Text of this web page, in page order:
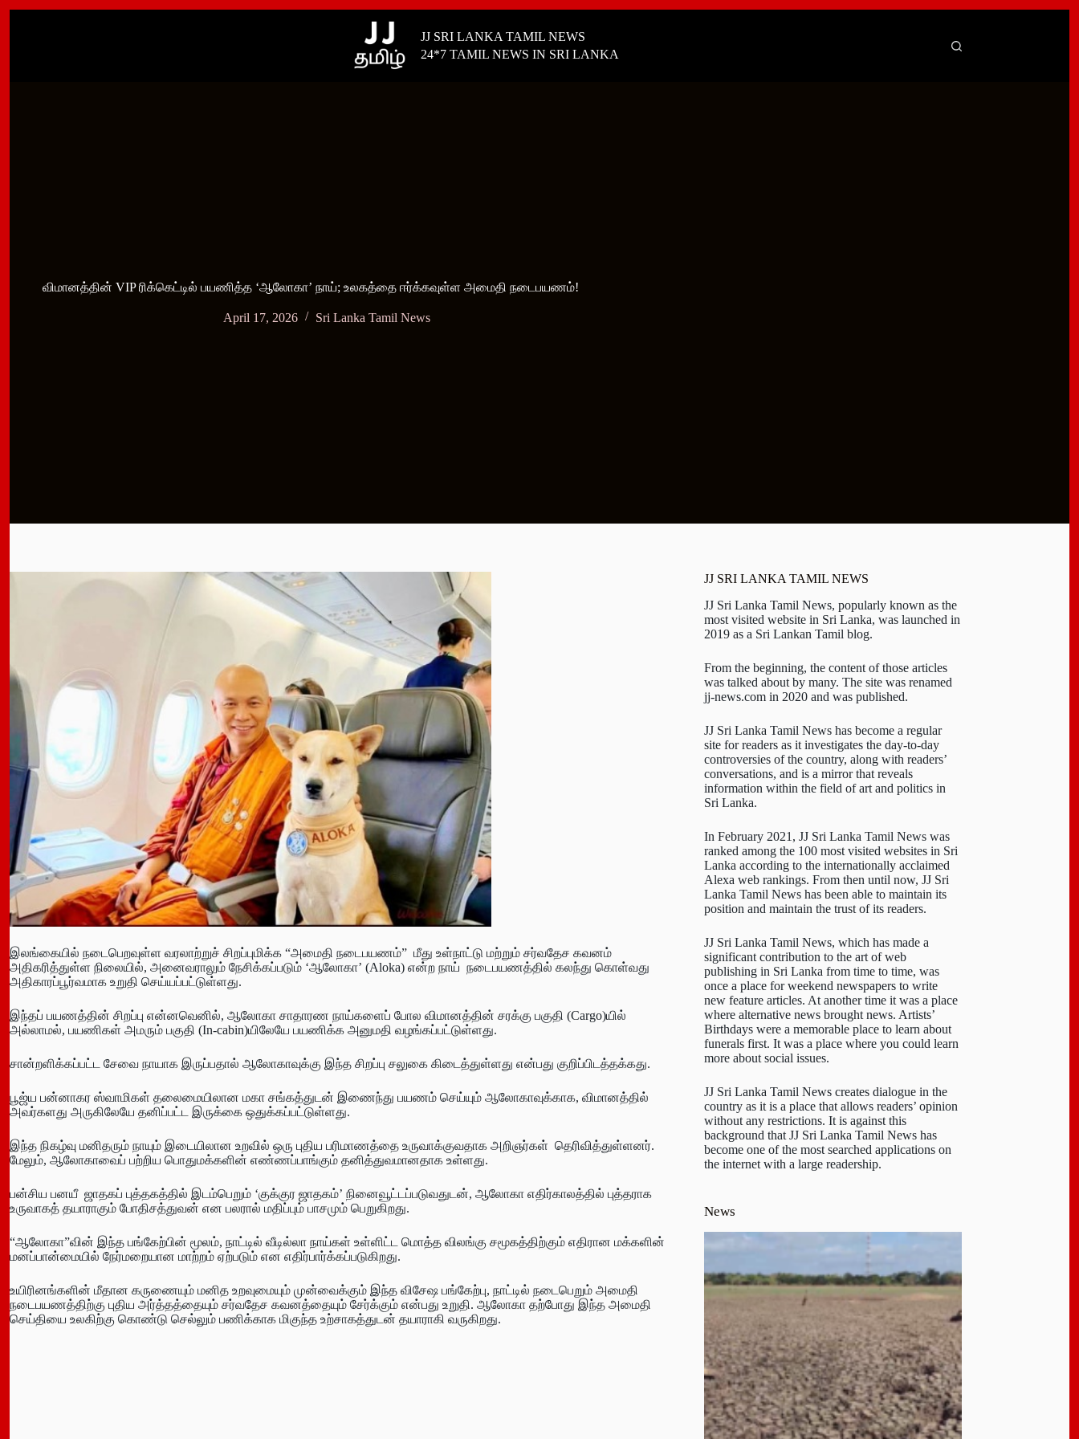
JJ SRI LANKA TAMIL NEWS
24*7 TAMIL NEWS IN SRI LANKA
விமானத்தின் VIP ரிக்கெட்டில் பயணித்த ‘ஆலோகா’ நாய்; உலகத்தை ஈர்க்கவுள்ள அமைதி நடைபயணம்!
April 17, 2026 Sri Lanka Tamil News
இலங்கையில் நடைபெறவுள்ள வரலாற்றுச் சிறப்புமிக்க “அமைதி நடைபயணம்” மீது உள்நாட்டு மற்றும் சர்வதேச கவனம்
அதிகரித்துள்ள நிலையில், அனைவராலும் நேசிக்கப்படும் ‘ஆலோகா’ (Aloka) என்ற நாய் நடைபயணத்தில் கலந்து கொள்வது
அதிகாரப்பூர்வமாக உறுதி செய்யப்பட்டுள்ளது.
இந்தப் பயணத்தின் சிறப்பு என்னவெனில், ஆலோகா சாதாரண நாய்களைப் போல விமானத்தின் சரக்கு பகுதி (Cargo)யில்
அல்லாமல், பயணிகள் அமரும் பகுதி (In-cabin)யிலேயே பயணிக்க அனுமதி வழங்கப்பட்டுள்ளது.
சான்றளிக்கப்பட்ட சேவை நாயாக இருப்பதால் ஆலோகாவுக்கு இந்த சிறப்பு சலுகை கிடைத்துள்ளது என்பது குறிப்பிடத்தக்கது.
பூஜ்ய பன்னாகர ஸ்வாமிகள் தலைமையிலான மகா சங்கத்துடன் இணைந்து பயணம் செய்யும் ஆலோகாவுக்காக, விமானத்தில்
அவர்களது அருகிலேயே தனிப்பட்ட இருக்கை ஒதுக்கப்பட்டுள்ளது.
இந்த நிகழ்வு மனிதரும் நாயும் இடையிலான உறவில் ஒரு புதிய பரிமாணத்தை உருவாக்குவதாக அறிஞர்கள் தெரிவித்துள்ளனர்.
மேலும், ஆலோகாவைப் பற்றிய பொதுமக்களின் எண்ணப்பாங்கும் தனித்துவமானதாக உள்ளது.
பன்சிய பனயீ ஜாதகப் புத்தகத்தில் இடம்பெறும் ‘குக்குர ஜாதகம்’ நினைவூட்டப்படுவதுடன், ஆலோகா எதிர்காலத்தில் புத்தராக
உருவாகத் தயாராகும் போதிசத்துவன் என பலரால் மதிப்பும் பாசமும் பெறுகிறது.
“ஆலோகா”வின் இந்த பங்கேற்பின் மூலம், நாட்டில் வீடில்லா நாய்கள் உள்ளிட்ட மொத்த விலங்கு சமூகத்திற்கும் எதிரான மக்களின்
மனப்பான்மையில் நேர்மறையான மாற்றம் ஏற்படும் என எதிர்பார்க்கப்படுகிறது.
உயிரினங்களின் மீதான கருணையும் மனித உறவுமையும் முன்வைக்கும் இந்த விசேஷ பங்கேற்பு, நாட்டில் நடைபெறும் அமைதி
நடைபயணத்திற்கு புதிய அர்த்தத்தையும் சர்வதேச கவனத்தையும் சேர்க்கும் என்பது உறுதி. ஆலோகா தற்போது இந்த அமைதி
செய்தியை உலகிற்கு கொண்டு செல்லும் பணிக்காக மிகுந்த உற்சாகத்துடன் தயாராகி வருகிறது.
JJ SRI LANKA TAMIL NEWS
JJ Sri Lanka Tamil News, popularly known as the
most visited website in Sri Lanka, was launched in
2019 as a Sri Lankan Tamil blog.
From the beginning, the content of those articles
was talked about by many. The site was renamed
jj-news.com in 2020 and was published.
JJ Sri Lanka Tamil News has become a regular
site for readers as it investigates the day-to-day
controversies of the country, along with readers’
conversations, and is a mirror that reveals
information within the field of art and politics in
Sri Lanka.
In February 2021, JJ Sri Lanka Tamil News was
ranked among the 100 most visited websites in Sri
Lanka according to the internationally acclaimed
Alexa web rankings. From then until now, JJ Sri
Lanka Tamil News has been able to maintain its
position and maintain the trust of its readers.
JJ Sri Lanka Tamil News, which has made a
significant contribution to the art of web
publishing in Sri Lanka from time to time, was
once a place for weekend newspapers to write
new feature articles. At another time it was a place
where alternative news brought news. Artists’
Birthdays were a memorable place to learn about
funerals first. It was a place where you could learn
more about social issues.
JJ Sri Lanka Tamil News creates dialogue in the
country as it is a place that allows readers’ opinion
without any restrictions. It is against this
background that JJ Sri Lanka Tamil News has
become one of the most searched applications on
the internet with a large readership.
News